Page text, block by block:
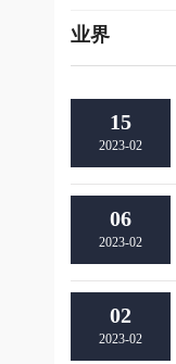
业界
15
2023-02
06
2023-02
02
2023-02